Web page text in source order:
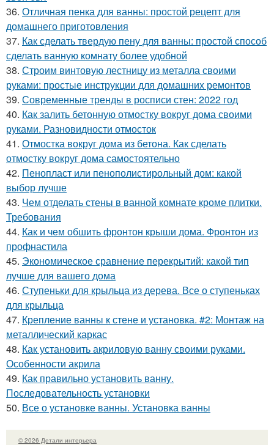
36. Отличная пенка для ванны: простой рецепт для
домашнего приготовления
37. Как сделать твердую пену для ванны: простой способ
сделать ванную комнату более удобной
38. Строим винтовую лестницу из металла своими
руками: простые инструкции для домашних ремонтов
39. Современные тренды в росписи стен: 2022 год
40. Как залить бетонную отмостку вокруг дома своими
руками. Разновидности отмосток
41. Отмостка вокруг дома из бетона. Как сделать
отмостку вокруг дома самостоятельно
42. Пенопласт или пенополистирольный дом: какой
выбор лучше
43. Чем отделать стены в ванной комнате кроме плитки.
Требования
44. Как и чем обшить фронтон крыши дома. Фронтон из
профнастила
45. Экономическое сравнение перекрытий: какой тип
лучше для вашего дома
46. Ступеньки для крыльца из дерева. Все о ступеньках
для крыльца
47. Крепление ванны к стене и установка. #2: Монтаж на
металлический каркас
48. Как установить акриловую ванну своими руками.
Особенности акрила
49. Как правильно установить ванну.
Последовательность установки
50. Все о установке ванны. Установка ванны
© 2026 Детали интерьера